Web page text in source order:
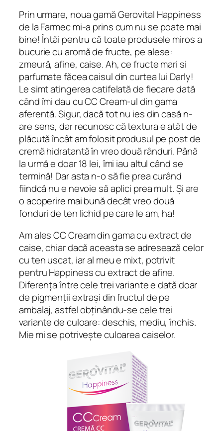
Prin urmare, noua gamă Gerovital Happiness
de la Farmec mi-a prins cum nu se poate mai
bine! Întâi pentru că toate produsele miros a
bucurie cu aromă de fructe, pe alese:
zmeură, afine, caise. Ah, ce fructe mari si
parfumate făcea caisul din curtea lui Darly!
Le simt atingerea catifelată de fiecare dată
când îmi dau cu CC Cream-ul din gama
aferentă. Sigur, dacă tot nu ies din casă n-
are sens, dar recunosc că textura e atât de
plăcută încât am folosit produsul pe post de
cremă hidratantă în vreo două rânduri. Până
la urmă e doar 18 lei, îmi iau altul când se
termină! Dar asta n-o să fie prea curând
fiindcă nu e nevoie să aplici prea mult. Și are
o acoperire mai bună decât vreo două
fonduri de ten lichid pe care le am, ha!
Am ales CC Cream din gama cu extract de
caise, chiar dacă aceasta se adresează celor
cu ten uscat, iar al meu e mixt, potrivit
pentru Happiness cu extract de afine.
Diferența între cele trei variante e dată doar
de pigmenții extrași din fructul de pe
ambalaj, astfel obținându-se cele trei
variante de culoare: deschis, mediu, închis.
Mie mi se potrivește culoarea caiselor.